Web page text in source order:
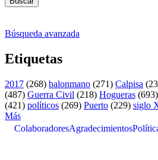
Búsqueda avanzada
Etiquetas
2017 (268) balonmano (271) Calpisa
(487) Guerra Civil (218) Hogueras (693)
(421) políticos (269) Puerto (229) siglo
Más
ColaboradoresAgradecimientos